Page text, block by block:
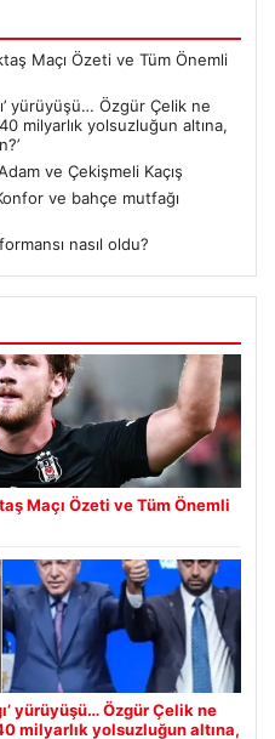
Maçı Özeti ve Tüm Önemli
yürüyüşü… Özgür Çelik ne
milyarlık yolsuzluğun altına,
ve Çekişmeli Kaçış
ve bahçe mutfağı
nasıl oldu?
Maçı Özeti ve Tüm Önemli
yürüyüşü… Özgür Çelik ne
milyarlık yolsuzluğun altına,